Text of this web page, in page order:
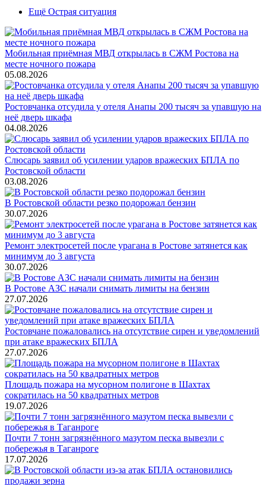
Ещё Острая ситуация
Мобильная приёмная МВД открылась в СЖМ Ростова на
месте ночного пожара
05.08.2026
Ростовчанка отсудила у отеля Анапы 200 тысяч за упавшую на
неё дверь шкафа
04.08.2026
Слюсарь заявил об усилении ударов вражеских БПЛА по
Ростовской области
03.08.2026
В Ростовской области резко подорожал бензин
30.07.2026
Ремонт электросетей после урагана в Ростове затянется как
минимум до 3 августа
30.07.2026
В Ростове АЗС начали снимать лимиты на бензин
27.07.2026
Ростовчане пожаловались на отсутствие сирен и уведомлений
при атаке вражеских БПЛА
27.07.2026
Площадь пожара на мусорном полигоне в Шахтах
сократилась на 50 квадратных метров
19.07.2026
Почти 7 тонн загрязнённого мазутом песка вывезли с
побережья в Таганроге
17.07.2026